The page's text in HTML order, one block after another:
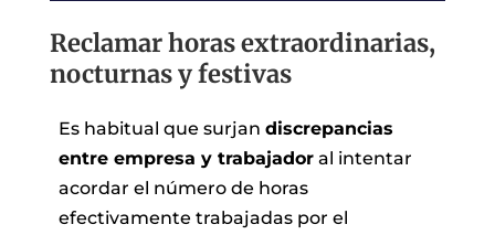
Reclamar horas extraordinarias,
nocturnas y festivas
Es habitual que surjan discrepancias
entre empresa y trabajadoral intentar
acordar el número de horas
efectivamente trabajadas por el